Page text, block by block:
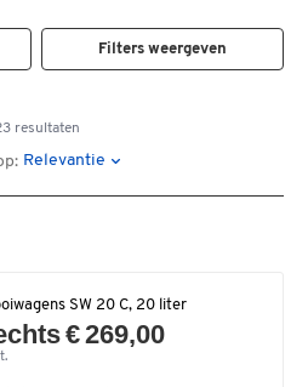
Filters weergeven
resultaten
Relevantie
SW 20 C, 20 liter
€ 269,00